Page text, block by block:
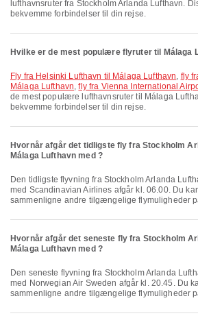
lufthavnsruter fra Stockholm Arlanda Lufthavn.
bekvemme forbindelser til din rejse.
Hvilke er de mest populære flyruter til Málaga
fly fra Helsinki Lufthavn til Málaga Lufthavn, fly
Málaga Lufthavn,fly fra Vienna International
de mest populære lufthavnsruter til Málaga
bekvemme forbindelser til din rejse.
Hvornår afgår det tidligste fly fra Stockholm
Málaga Lufthavn med ?
Den tidligste flyvning fra Stockholm Arlanda Lufthavn til Málaga Lufthavn
med Scandinavian Airlines afgår kl. 06.00. Du
sammenligne andre tilgængelige flymuligheder
Hvornår afgår det seneste fly fra Stockholm
Málaga Lufthavn med ?
Den seneste flyvning fra Stockholm Arlanda Lufthavn til Málaga Lufthavn
med Norwegian Air Sweden afgår kl. 20.45. Du
sammenligne andre tilgængelige flymuligheder